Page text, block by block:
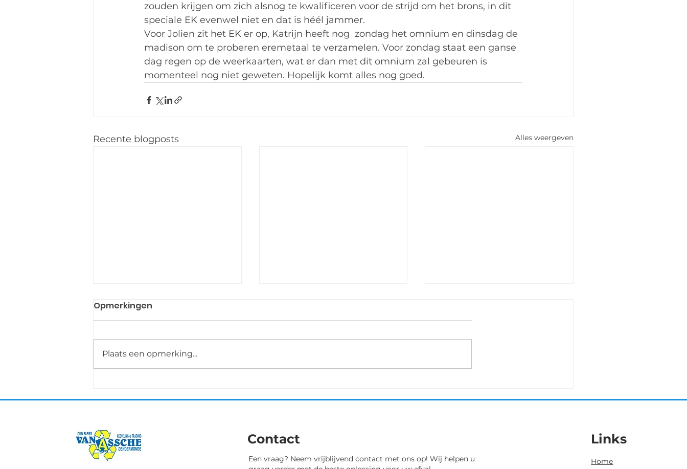
zouden krijgen om zich alsnog te kwalificeren voor de strijd om het brons, in dit
speciale EK evenwel niet en dat is héél jammer.
Voor Jolien zit het EK er op, Katrijn heeft nog  zondag het omnium en dinsdag de
madison om te proberen eremetaal te verzamelen. Voor zondag staat een ganse
dag regen op de weerkaarten, wat er dan met dit omnium zal gebeuren is
momenteel nog niet geweten. Hopelijk komt alles nog goed.
Recente blogposts Alles weergeven
Esmée kreeg het aanbod om
deelneemsters...
In deze veldrit met 38 dames
Opmerkingen
Plaats een opmerking...
Contact
Een vraag? Neem vrijblijvend contact met ons op! Wij helpen u
Links
Home